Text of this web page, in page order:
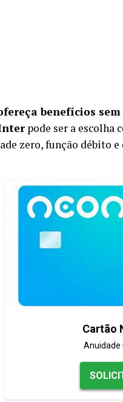
benefícios
pode ser a escolha
zero, função débito
Cartão
Anuidade